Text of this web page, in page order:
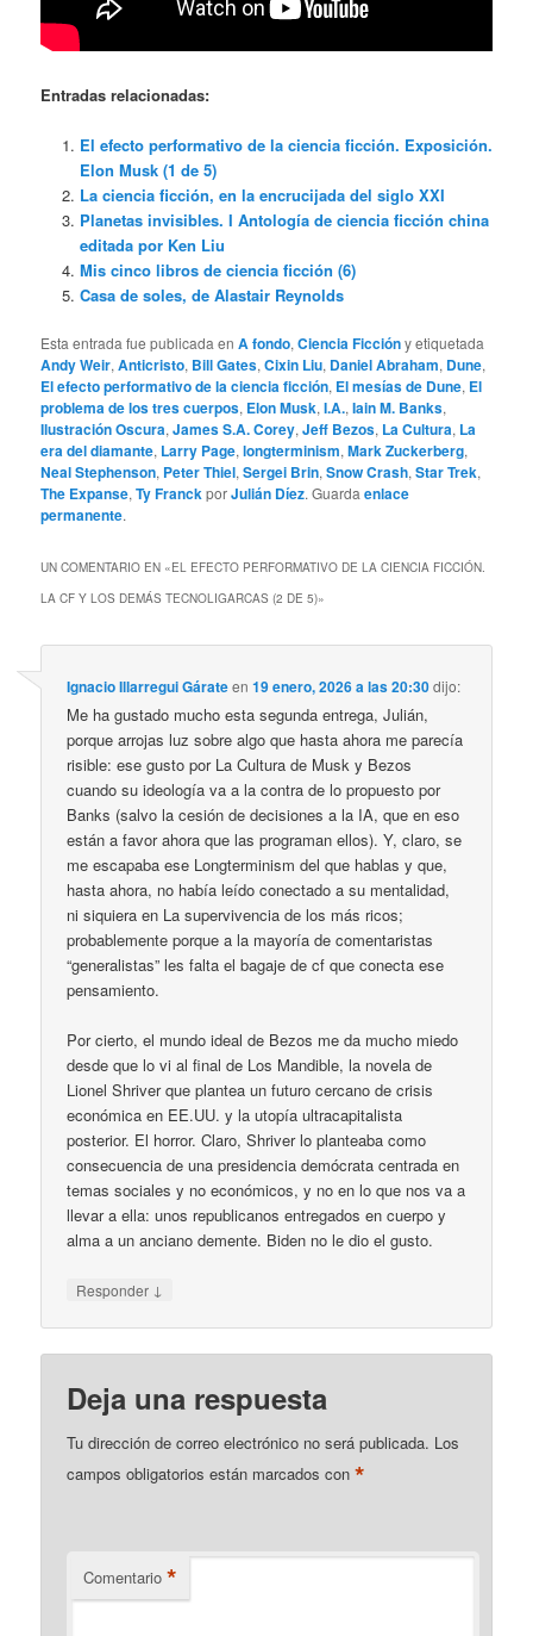
Entradas relacionadas:
El efecto performativo de la ciencia ficción. Exposición.
Elon Musk (1 de 5)
La ciencia ficción, en la encrucijada del siglo XXI
Planetas invisibles. I Antología de ciencia ficción china
editada por Ken Liu
Mis cinco libros de ciencia ficción (6)
Casa de soles, de Alastair Reynolds
Esta entrada fue publicada enA fondo,Ciencia Ficcióny etiquetada
Andy Weir,Anticristo, Bill Gates,Cixin Liu, Daniel Abraham, Dune,
El efecto performativo de la ciencia ficción, El mesías de Dune, El
problema de los tres cuerpos, Elon Musk,I.A.,Iain M. Banks,
Ilustración Oscura,James S.A. Corey,Jeff Bezos, La Cultura, La
era del diamante, Larry Page,longterminism,Mark Zuckerberg,
Neal Stephenson, Peter Thiel,Sergei Brin,Snow Crash,Star Trek,
The Expanse,Ty FranckporJulián Díez. Guardaenlace
permanente.
UN COMENTARIO EN «EL EFECTO PERFORMATIVO DE LA CIENCIA FICCIÓN.
LA CF Y LOS DEMÁS TECNOLIGARCAS (2 DE 5)»
Ignacio Illarregui Gárateen19 enero, 2026 a las 20:30dijo:
Me ha gustado mucho esta segunda entrega, Julián,
porque arrojas luz sobre algo que hasta ahora me parecía
risible: ese gusto por La Cultura de Musk y Bezos
cuando su ideología va a la contra de lo propuesto por
Banks (salvo la cesión de decisiones a la IA, que en eso
están a favor ahora que las programan ellos). Y, claro, se
me escapaba ese Longterminism del que hablas y que,
hasta ahora, no había leído conectado a su mentalidad,
ni siquiera en La supervivencia de los más ricos;
probablemente porque a la mayoría de comentaristas
“generalistas” les falta el bagaje de cf que conecta ese
pensamiento.
Por cierto, el mundo ideal de Bezos me da mucho miedo
desde que lo vi al final de Los Mandible, la novela de
Lionel Shriver que plantea un futuro cercano de crisis
económica en EE.UU. y la utopía ultracapitalista
posterior. El horror. Claro, Shriver lo planteaba como
consecuencia de una presidencia demócrata centrada en
temas sociales y no económicos, y no en lo que nos va a
llevar a ella: unos republicanos entregados en cuerpo y
alma a un anciano demente. Biden no le dio el gusto.
Responder ↓
Deja una respuesta
Tu dirección de correo electrónico no será publicada. Los
campos obligatorios están marcados con*
Comentario *